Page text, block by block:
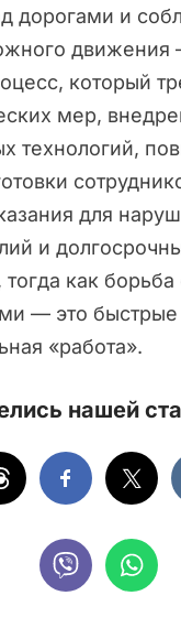
дорогами и
движения
который
мер,
технологий,
для
и
как борьба
— это быстрые
«работа».
нашей